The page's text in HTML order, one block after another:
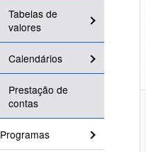
Tabelas de
valores
Calendários
Prestação de
contas
Programas